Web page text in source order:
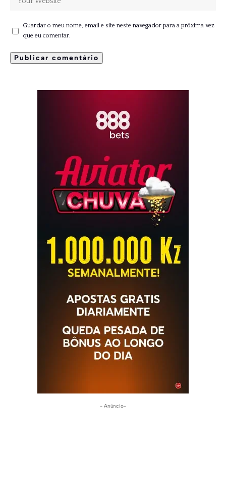
Guardar o meu nome, email e site neste navegador para a próxima vez
que eu comentar.
- Anúncio-